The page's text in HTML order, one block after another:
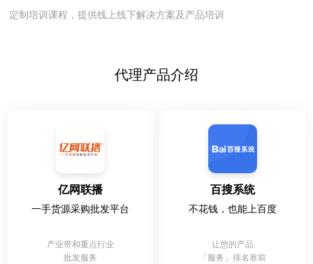
定制培训课程，提供线上线下解决方案及产品培训
代理产品介绍
亿网联播
一手货源采购批发平台
产业带和重点行业
批发服务
百搜系统
不花钱，也能上百度
让您的产品
「服务」排名靠前